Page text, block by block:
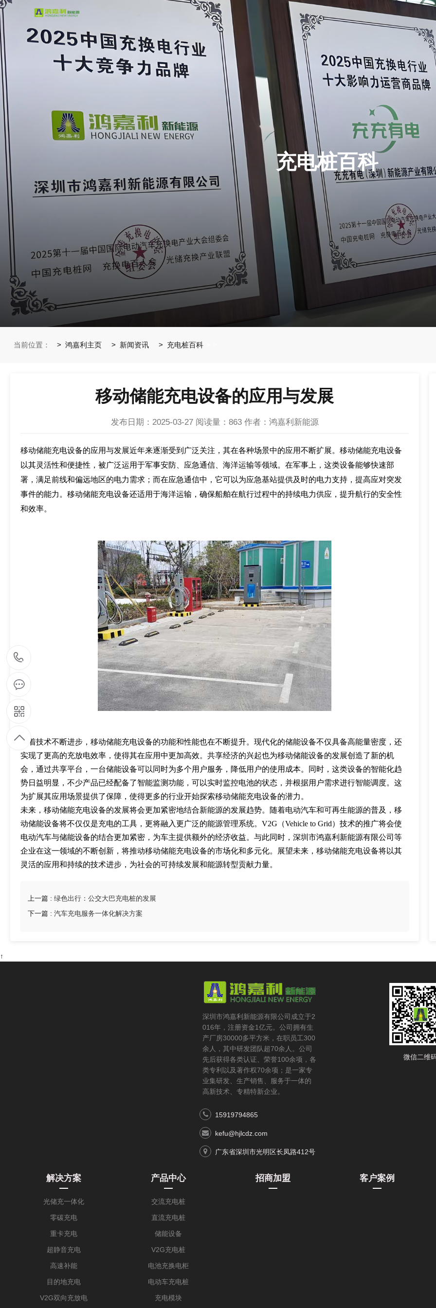
充电桩百科
当前位置： 鸿嘉利主页 新闻资讯 充电桩百科
移动储能充电设备的应用与发展
发布日期：2025-03-27 阅读量： 863 作者：鸿嘉利新能源
移动储能充电设备的应用与发展近年来逐渐受到广泛关注，其在各种场景中的应用不断扩展。移动储能充电设备
以其灵活性和便捷性，被广泛运用于军事安防、应急通信、海洋运输等领域。在军事上，这类设备能够快速部
署，满足前线和偏远地区的电力需求；而在应急通信中，它可以为应急基站提供及时的电力支持，提高应对突发
事件的能力。移动储能充电设备还适用于海洋运输，确保船舶在航行过程中的持续电力供应，提升航行的安全性
和效率。
随着技术不断进步，移动储能充电设备的功能和性能也在不断提升。现代化的储能设备不仅具备高能量密度，还
实现了更高的充放电效率，使得其在应用中更加高效。共享经济的兴起也为移动储能设备的发展创造了新的机
会，通过共享平台，一台储能设备可以同时为多个用户服务，降低用户的使用成本。同时，这类设备的智能化趋
势日益明显，不少产品已经配备了智能监测功能，可以实时监控电池的状态，并根据用户需求进行智能调度。这
为扩展其应用场景提供了保障，使得更多的行业开始探索移动储能充电设备的潜力。
未来，移动储能充电设备的发展将会更加紧密地结合新能源的发展趋势。随着电动汽车和可再生能源的普及，移
动储能设备将不仅仅是充电的工具，更将融入更广泛的能源管理系统。V2G（Vehicle to Grid）技术的推广将会使
电动汽车与储能设备的结合更加紧密，为车主提供额外的经济收益。与此同时，深圳市鸿嘉利新能源有限公司等
企业在这一领域的不断创新，将推动移动储能充电设备的市场化和多元化。展望未来，移动储能充电设备将以其
灵活的应用和持续的技术进步，为社会的可持续发展和能源转型贡献力量。
上一篇 : 绿色出行：公交大巴充电桩的发展
下一篇 : 汽车充电服务一体化解决方案
↑
深圳市鸿嘉利新能源有限公司成立于2
016年，注册资金1亿元。公司拥有生
产厂房30000多平方米，在职员工300
余人，其中研发团队超70余人。公司
先后获得各类认证、荣誉100余项，各
类专利以及著作权70余项；是一家专
业集研发、生产销售、服务于一体的
高新技术、专精特新企业。
15919794865
kefu@hjlcdz.com
广东省深圳市光明区长凤路412号
微信二维
解决方案
光储充一体化
零碳充电
重卡充电
超静音充电
高速补能
目的地充电
V2G双向充放电
产品中心
交流充电桩
直流充电桩
储能设备
V2G充电桩
电池充换电柜
电动车充电桩
充电模块
招商加盟 客户案例
1
9
7
9
4
8
5